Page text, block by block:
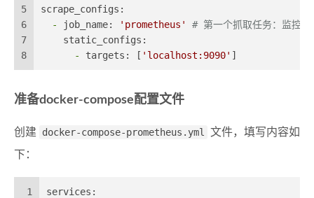
5
6
7
8
scrape_configs:
-
job_name: 'prometheus'
# 第一个抓取任务：监控
static_configs:
-
targets: [ 'localhost:9090' ]
准备docker-compose配置文件
创建 docker-compose-prometheus.yml
文件，填写内容如
下：
1
services: